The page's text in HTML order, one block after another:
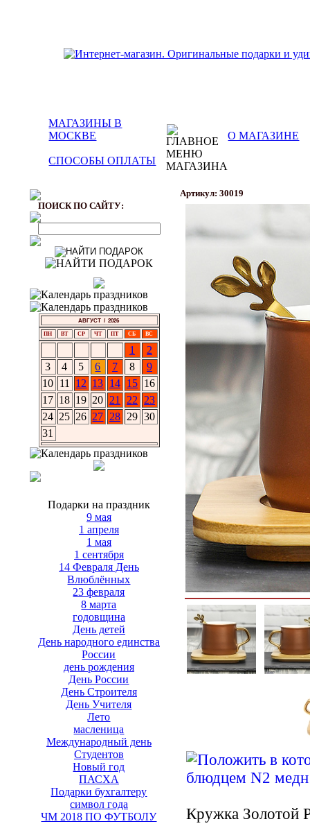
МАГАЗИНЫ В
МОСКВЕ
О МАГАЗИНЕ
СПОСОБЫ ОПЛАТЫ
ПОИСК ПО САЙТУ:
АВГУСТ / 2026
ПН ВТ СР ЧТ ПТ СБ ВС
1
2
3
4 5 6 7 8
9
10 11 12 13 14 15 16
17 18 19 20 21 22
23
24 25 26 27 28 29 30
31
Подарки на праздник
9 мая
1 апреля
1 мая
1 сентября
14 Февраля День
Влюблённых
23 февраля
8 марта
годовщина
День детей
День народного единства
России
день рождения
День России
День Строителя
День Учителя
Лето
масленица
Международный день
Студентов
Новый год
ПАСХА
Подарки бухгалтеру
символ года
ЧМ 2018 ПО ФУТБОЛУ
Артикул: 30019
Кружка Золотой